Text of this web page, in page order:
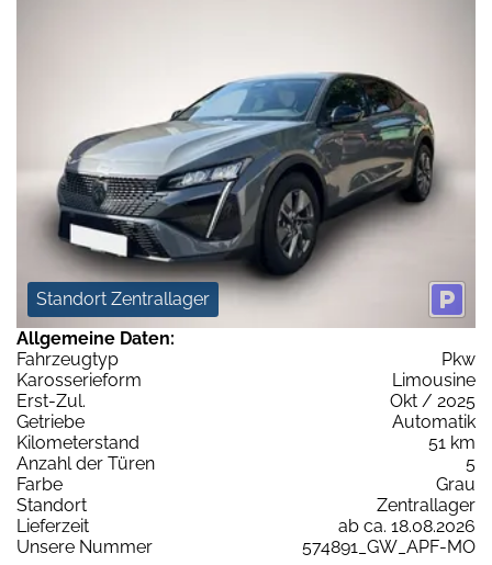
Standort Zentrallager
Allgemeine Daten:
Fahrzeugtyp
Pkw
Karosserieform
Limousine
Erst-Zul.
Okt / 2025
Getriebe
Automatik
Kilometerstand
51 km
Anzahl der Türen
5
Farbe
Grau
Standort
Zentrallager
Lieferzeit
ab ca. 18.08.2026
Unsere Nummer
574891_GW_APF-MO